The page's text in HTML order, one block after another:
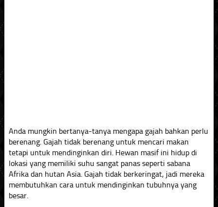
Anda mungkin bertanya-tanya mengapa gajah bahkan perlu
berenang. Gajah tidak berenang untuk mencari makan
tetapi untuk mendinginkan diri. Hewan masif ini hidup di
lokasi yang memiliki suhu sangat panas seperti sabana
Afrika dan hutan Asia. Gajah tidak berkeringat, jadi mereka
membutuhkan cara untuk mendinginkan tubuhnya yang
besar.